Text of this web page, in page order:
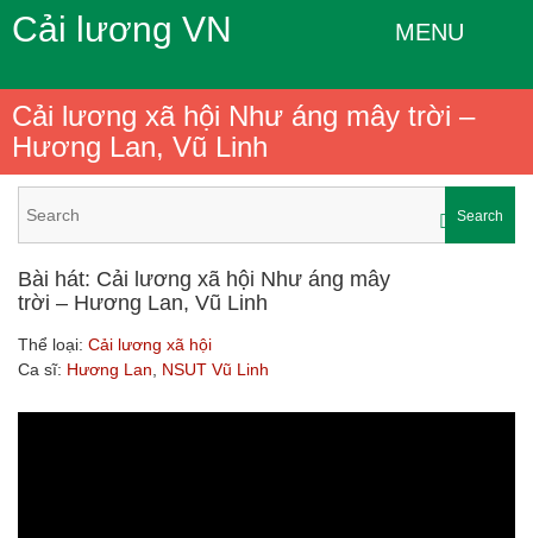
Cải lương VN MENU
Cải lương xã hội Như áng mây trời –
Hương Lan, Vũ Linh
Search
Bài hát: Cải lương xã hội Như áng mây
trời – Hương Lan, Vũ Linh
Thể loại: Cải lương xã hội
Ca sĩ: Hương Lan NSUT Vũ Linh